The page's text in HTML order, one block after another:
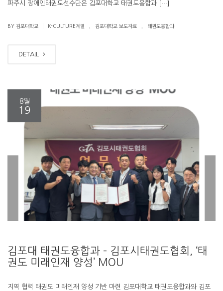
파주시 장애인태권도선수단은 김포대학교 태권도융합과 […]
BY 김포대학교 K-CULTURE계열 김포대학교 보도자료 태권도융합과
DETAIL
8월
19
김포대 태권도융합과 – 김포시태권도협회, ‘태
권도 미래인재 양성’ MOU
지역 협력 태권도 미래인재 양성 기반 마련 김포대학교 태권도융합과와 김포